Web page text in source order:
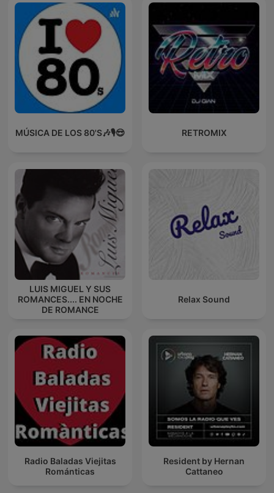
MÚSICA DE LOS 80'S🎶🎙️😎 RETROMIX
LUIS MIGUEL Y SUS
ROMANCES.... EN NOCHE
DE ROMANCE
Relax Sound
Radio Baladas Viejitas
Románticas
Resident by Hernan
Cattaneo